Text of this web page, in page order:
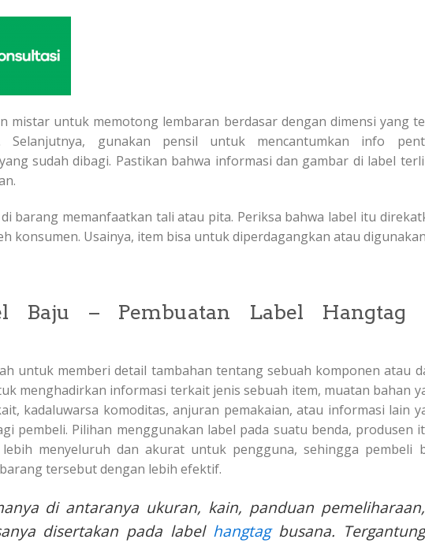
mistar untuk memotong lembaran berdasar dengan dimensi yang
Selanjutnya, gunakan pensil untuk mencantumkan info
sudah dibagi. Pastikan bahwa informasi dan gambar di label
barang memanfaatkan tali atau pita. Periksa bahwa label itu
konsumen. Usainya, item bisa untuk diperdagangkan atau
Baju – Pembuatan Label Hangtag
untuk memberi detail tambahan tentang sebuah komponen atau
menghadirkan informasi terkait jenis sebuah item, muatan bahan
kadaluwarsa komoditas, anjuran pemakaian, atau informasi lain
pembeli. Pilihan menggunakan label pada suatu benda, produsen
menyeluruh dan akurat untuk pengguna, sehingga pembeli
tersebut dengan lebih efektif.
di antaranya ukuran, kain, panduan pemeliharaan,
disertakan pada label hangtagbusana. Tergantung